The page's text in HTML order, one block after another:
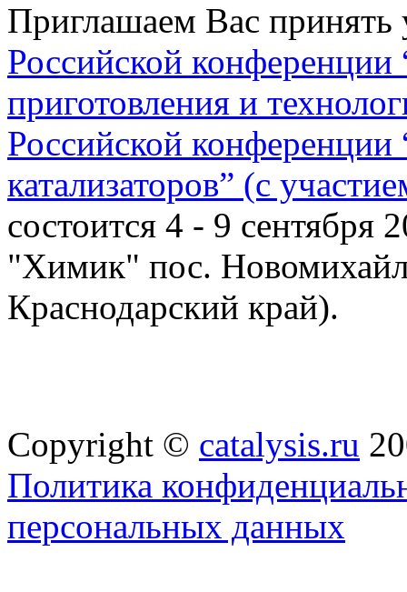
Приглашаем Вас принять
Российской
приготовления и
Российской
катализаторов” (с
состоится 4 - 9 сентября
"Химик" пос.
Краснодарский край).
Copyright © catalysis.ru
Политика
персональных данных